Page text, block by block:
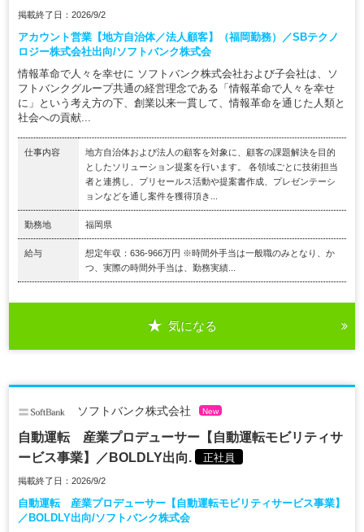
掲載終了日：2026/9/2
アカウント営業【地方自治体／法人顧客】（福岡勤務）／SBテクノ
ロジー株式会社出向/ソフトバンク株式会
情報革命で人々を幸せに ソフトバンク株式会社および子会社は、ソ
フトバンクグループ共通の経営理念である「情報革命で人々を幸せ
に」という考え方の下、創業以来一貫して、情報革命を通じた人類と
社会への貢献...
仕事内容
地方自治体および法人の顧客を対象に、顧客の課題解決を目的
としたソリューション提案を行います。 各領域ごとに技術担当
者と連携し、プリセールス活動や提案書作成、プレゼンテーシ
ョンなどを通し案件を獲得頂き...
勤務地 福岡県
給与
想定年収：636-966万円 ※時間外手当は一般職のみとなり、か
つ、実際の時間外手当は、勤務実績...
気になる
ソフトバンク株式会社 New
自動運転 産業プロデューサー【自動運転モビリティサ
ービス事業】／BOLDLY出向.
正社員
掲載終了日：2026/9/2
自動運転 産業プロデューサー【自動運転モビリティサービス事業】
／BOLDLY出向/ソフトバンク株式会